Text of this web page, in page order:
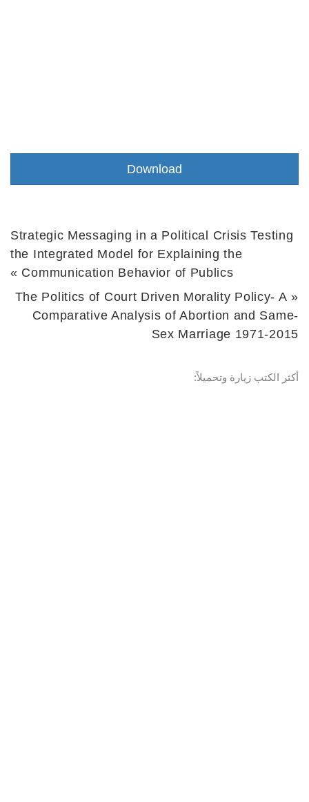
Strategic Messaging in a Political Crisis Testing
the Integrated Model for Explaining the
Communication Behavior of Publics
»
«
The Politics of Court Driven Morality Policy- A
Comparative Analysis of Abortion and Same-
Sex Marriage 1971-2015
أكثر الكتب زيارة وتحميلاً: